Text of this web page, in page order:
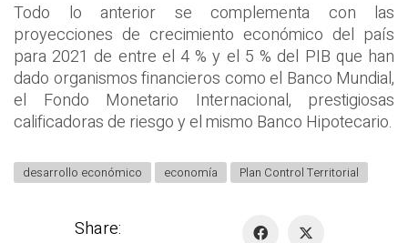
Todo lo anterior se complementa con las
proyecciones de crecimiento económico del país
para 2021 de entre el 4 % y el 5 % del PIB que han
dado organismos financieros como el Banco Mundial,
el Fondo Monetario Internacional, prestigiosas
calificadoras de riesgo y el mismo Banco Hipotecario.
desarrollo económico economía Plan Control Territorial
Share: